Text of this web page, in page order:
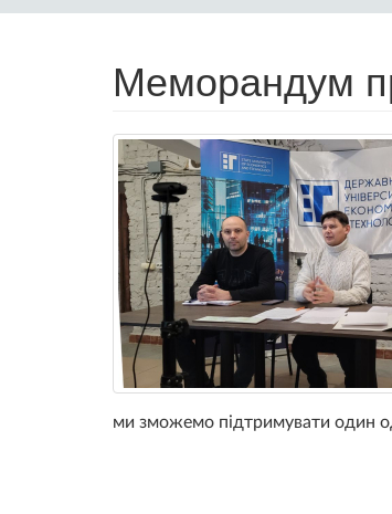
Меморандум
ми зможемо підтримувати один